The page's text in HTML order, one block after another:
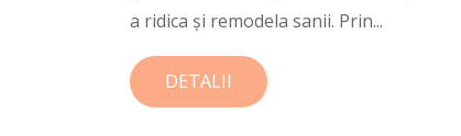
a ridica şi remodela sanii. Prin...
DETALII